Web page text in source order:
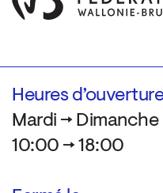
Heures d’ouverture
Mardi → Dimanche
10:00 → 18:00